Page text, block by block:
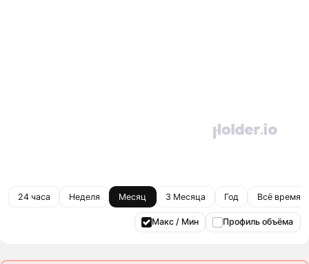
24 часа Неделя Месяц 3 Месяца Год Всё время
Макс / Мин Профиль объёма